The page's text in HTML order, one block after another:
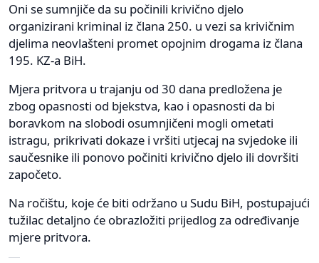
Oni se sumnjiče da su počinili krivično djelo
organizirani kriminal iz člana 250. u vezi sa krivičnim
djelima neovlašteni promet opojnim drogama iz člana
195. KZ-a BiH.
Mjera pritvora u trajanju od 30 dana predložena je
zbog opasnosti od bjekstva, kao i opasnosti da bi
boravkom na slobodi osumnjičeni mogli ometati
istragu, prikrivati dokaze i vršiti utjecaj na svjedoke ili
saučesnike ili ponovo počiniti krivično djelo ili dovršiti
započeto.
Na ročištu, koje će biti održano u Sudu BiH, postupajući
tužilac detaljno će obrazložiti prijedlog za određivanje
mjere pritvora.